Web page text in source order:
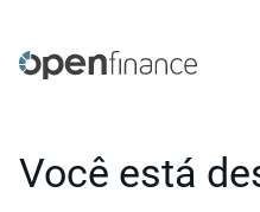
Você está